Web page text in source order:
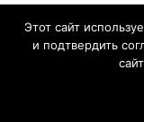
Этот сайт
и подтвердить